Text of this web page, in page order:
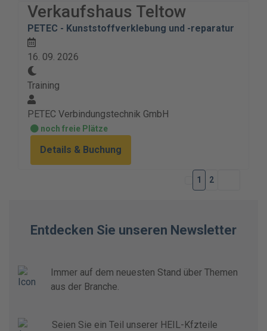
Verkaufshaus Teltow
PETEC - Kunststoffverklebung und -reparatur
16. 09. 2026
Training
PETEC Verbindungstechnik GmbH
noch freie Plätze
Details & Buchung
1 2
Entdecken Sie unseren Newsletter
Immer auf dem neuesten Stand über Themen
aus der Branche.
Seien Sie ein Teil unserer HEIL-Kfzteile